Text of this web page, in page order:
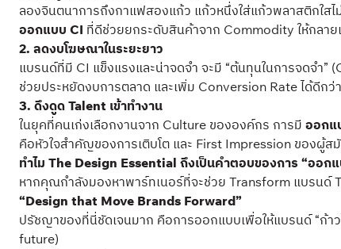
ลองจินตนาการถึงกาแฟสองแก้ว แก้วหนึ่งใส่แก้วพลาสติกใส
ออกแบบ CI ที่ดีช่วยยกระดับสินค้าจาก Commodity ให้กลา
2. ลดงบโฆษณาในระยะยาว
แบรนด์ที่มี CI แข็งแรงและน่าจดจำ จะมี “ต้นทุนในการจดจำ
ช่วยประหยัดงบการตลาด และเพิ่ม Conversion Rate ได้ดีกว่
3. ดึงดูด Talent เข้าทำงาน
ในยุคที่คนเก่งเลือกงานจาก Culture ขององค์กร การมี ออกแ
คือหัวใจสำคัญของการเติบโต และ First Impression ของผู้
ทำไม The Design Essential ถึงเป็นคำตอบของการ “ออก
หากคุณกำลังมองหาพาร์ทเนอร์ที่จะช่วย Transform แบรนด์
“Design that Move Brands Forward”
ปรัชญาของที่นี่ชัดเจนมาก คือการออกแบบเพื่อให้แบรนด์ “ก้า
future)